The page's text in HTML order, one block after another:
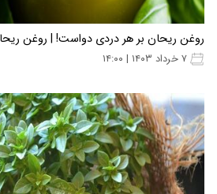
روغن ریحان بر هر دردی دواست! | روغن